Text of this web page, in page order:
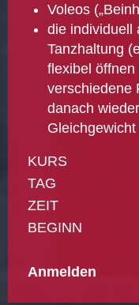
Voleos
die individuell
Tanzhaltung
flexibel
verschiedene
danach
KURS
TAG
ZEIT
BEGINN
Anmelden